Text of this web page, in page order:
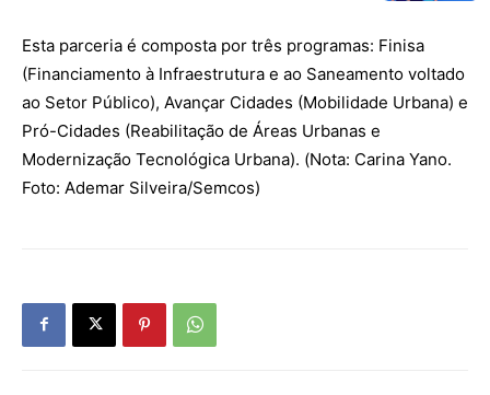
Esta parceria é composta por três programas: Finisa
(Financiamento à Infraestrutura e ao Saneamento voltado
ao Setor Público), Avançar Cidades (Mobilidade Urbana) e
Pró-Cidades (Reabilitação de Áreas Urbanas e
Modernização Tecnológica Urbana). (Nota: Carina Yano.
Foto: Ademar Silveira/Semcos)